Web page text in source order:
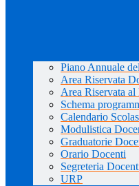
Piano Annuale
Area Riservata
Area Riservata al
Schema
Calendario
Modulistica
Graduatorie
Orario Docenti
Segreteria
URP